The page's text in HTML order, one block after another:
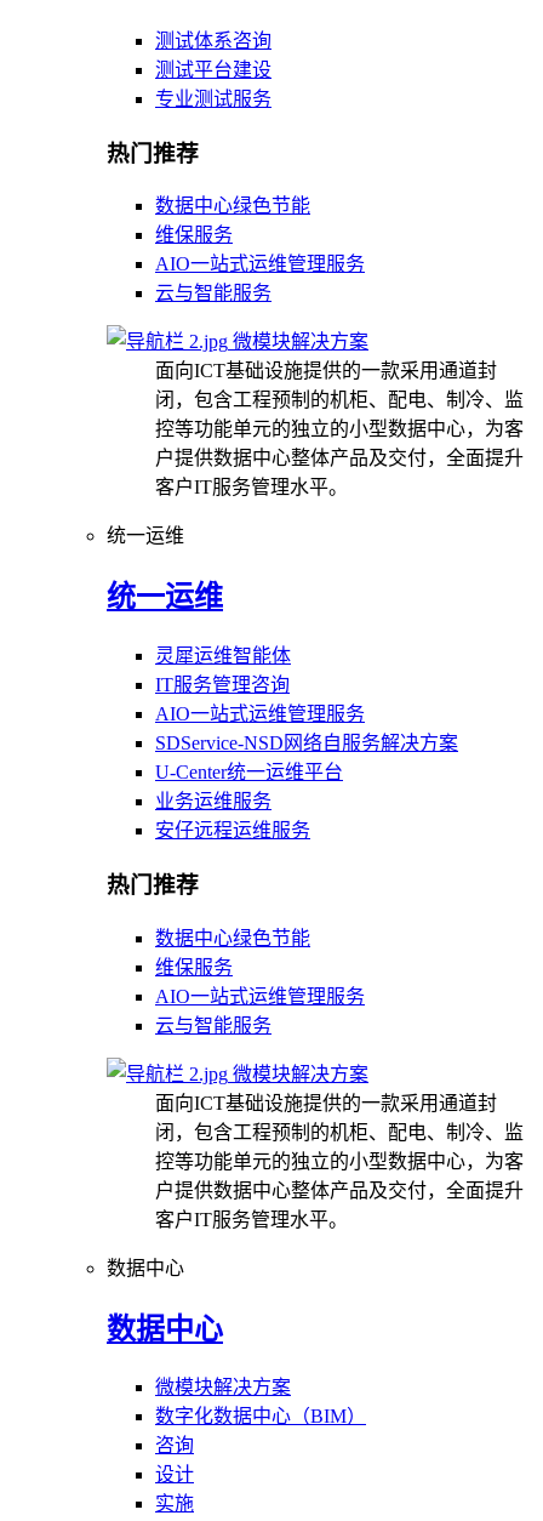
测试体系咨询
测试平台建设
专业测试服务
热门推荐
数据中心绿色节能
维保服务
AIO一站式运维管理服务
云与智能服务
微模块解决方案
面向ICT基础设施提供的一款采用通道封
闭，包含工程预制的机柜、配电、制冷、监
控等功能单元的独立的小型数据中心，为客
户提供数据中心整体产品及交付，全面提升
客户IT服务管理水平。
统一运维
统一运维
灵犀运维智能体
IT服务管理咨询
AIO一站式运维管理服务
SDService-NSD网络自服务解决方案
U-Center统一运维平台
业务运维服务
安仔远程运维服务
热门推荐
数据中心绿色节能
维保服务
AIO一站式运维管理服务
云与智能服务
微模块解决方案
面向ICT基础设施提供的一款采用通道封
闭，包含工程预制的机柜、配电、制冷、监
控等功能单元的独立的小型数据中心，为客
户提供数据中心整体产品及交付，全面提升
客户IT服务管理水平。
数据中心
数据中心
微模块解决方案
数字化数据中心（BIM）
咨询
设计
实施